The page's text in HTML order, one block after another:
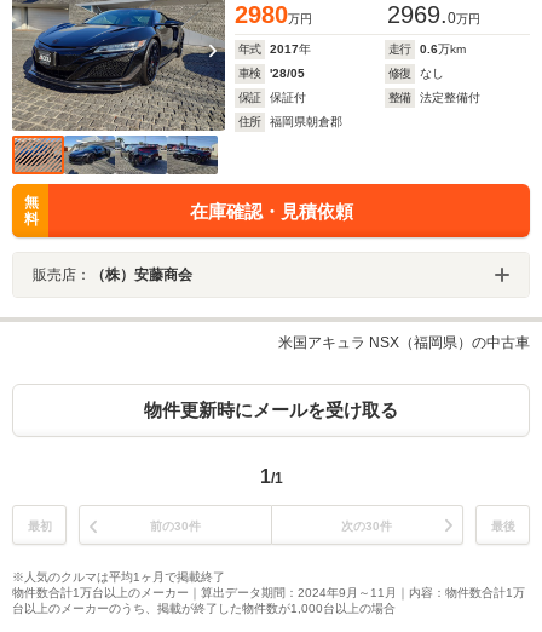
2980万円 2969.0万円
年式 2017年 走行 0.6万km
車検
'28/05 修復
なし
保証
保証付 整備
法定整備付
住所
福岡県朝倉郡
無
料
在庫確認・見積依頼
販売店： （株）安藤商会
米国アキュラ NSX（福岡県）の中古車
物件更新時にメールを受け取る
1/1
最初 前の30件 次の30件 最後
※人気のクルマは平均1ヶ月で掲載終了
物件数合計1万台以上のメーカー｜算出データ期間：2024年9月～11月｜内容：物件数合計1万
台以上のメーカーのうち、掲載が終了した物件数が1,000台以上の場合